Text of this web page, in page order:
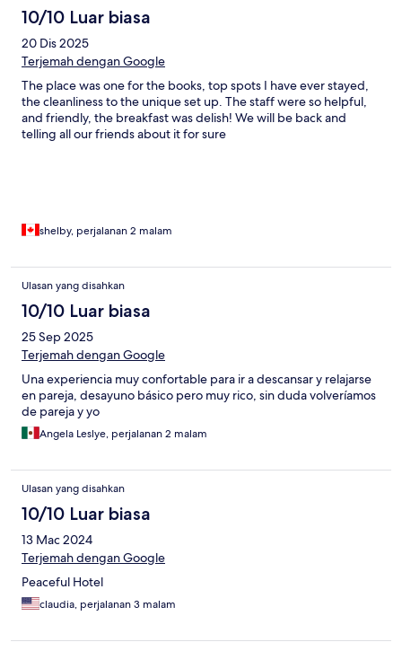
10/10 Luar biasa
20 Dis 2025
Terjemah dengan Google
The place was one for the books, top spots I have ever stayed,
the cleanliness to the unique set up. The staff were so helpful,
and friendly, the breakfast was delish! We will be back and
telling all our friends about it for sure
shelby, perjalanan 2 malam
Ulasan yang disahkan
10/10 Luar biasa
25 Sep 2025
Terjemah dengan Google
Una experiencia muy confortable para ir a descansar y relajarse
en pareja, desayuno básico pero muy rico, sin duda volveríamos
de pareja y yo
Angela Leslye, perjalanan 2 malam
Ulasan yang disahkan
10/10 Luar biasa
13 Mac 2024
Terjemah dengan Google
Peaceful Hotel
claudia, perjalanan 3 malam